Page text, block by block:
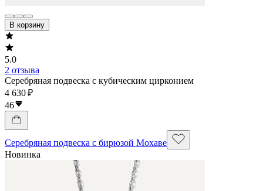
В корзину
5.0
2 отзыва
Серебряная подвеска с кубическим цирконием
4 630 ₽
46
Серебряная подвеска с бирюзой Мохаве
Новинка